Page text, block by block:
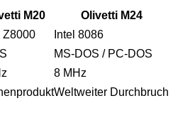
M20
Olivetti M24
Z8000
Intel 8086
MS-DOS / PC-DOS
8 MHz
Weltweiter Durchbruch